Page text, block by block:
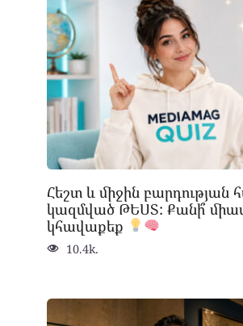
Հեշտ և միջին բարդության
կազմված ԹԵՍՏ: Քանի՞
կհավաքեք
10.4k.